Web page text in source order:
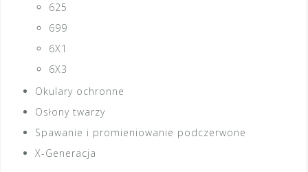
625
699
6X1
6X3
Okulary ochronne
Osłony twarzy
Spawanie i promieniowanie podczerwone
X-Generacja